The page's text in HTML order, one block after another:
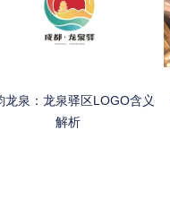
龙泉：龙泉驿区LOGO含义
解析